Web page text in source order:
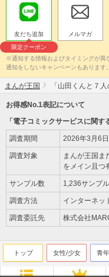
友だち追加
限定クーポン
メルマガ
※通知する情報およびタイミングが異
通知をしないキャンペーンもあります
まんが王国 「山田くんと７
お得感No.1表記について
「電子コミックサービスに関す
調査期間 2026年3月6
調査対象
まんが王国ま
をメイン且つ
サンプル数 1,236サンプル
調査方法 インターネッ
調査委託先 株式会社
トップ 女性/少女 青